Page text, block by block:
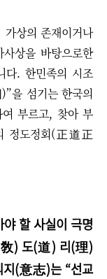
상의 존재이거나
상을 바탕으로한
다. 한민족의 시조
)”을 섬기는 한국의
부르고, 찾아 부
정도정회(正道正
할 사실이 극명
敎) 도(道) 리(理)
지(意志)는“선교